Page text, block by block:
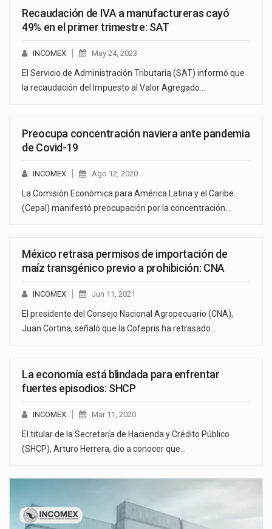
Recaudación de IVA a manufactureras cayó
49% en el primer trimestre: SAT
INCOMEX May 24, 2023
El Servicio de Administración Tributaria (SAT) informó que
la recaudación del Impuesto al Valor Agregado…
Preocupa concentración naviera ante pandemia
de Covid-19
INCOMEX Ago 12, 2020
La Comisión Económica para América Latina y el Caribe
(Cepal) manifestó preocupación por la concentración…
México retrasa permisos de importación de
maíz transgénico previo a prohibición: CNA
INCOMEX Jun 11, 2021
El presidente del Consejo Nacional Agropecuario (CNA),
Juan Cortina, señaló que la Cofepris ha retrasado…
La economía está blindada para enfrentar
fuertes episodios: SHCP
INCOMEX Mar 11, 2020
El titular de la Secretaría de Hacienda y Crédito Público
(SHCP), Arturo Herrera, dio a conocer que…